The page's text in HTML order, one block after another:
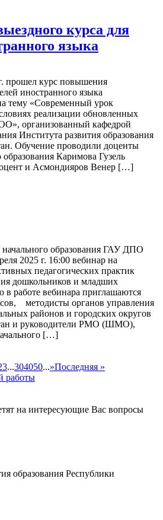
курса для
языка
прошел курс повышения
иностранного языка
тему «Современный урок
реализации обновленных
организованный кафедрой
Института развития образования
Обучение проводили доценты
Каримова Гузель
и Асмондияров Венер […]
образования ГАУ ДПО
2025 г. 16:00 вебинар на
педагогических практик
дошкольников и младших
работе вебинара приглашаются
методисты органов управления
районов и городских округов
и руководители РМО (ШМО),
[…]
...304050...»Последняя »
работы
на интересующие Вас вопросы
образования Республики